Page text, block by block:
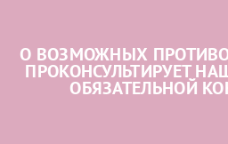
О ВОЗМОЖНЫХ
ПРОКОНСУЛЬТИРУЕТ
ОБЯЗАТЕЛЬНОЙ